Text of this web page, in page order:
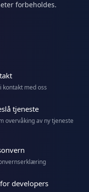
forbeholdes.
kontakt med oss
tjeneste
overvåking av ny tjeneste
developers